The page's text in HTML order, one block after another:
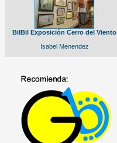
BilBil Exposición Cerro del Viento
Isabel Menendez